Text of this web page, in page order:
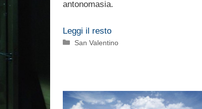
antonomasia.
Leggi il resto
Categorie
San Valentino